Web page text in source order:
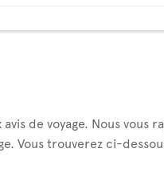
de voyage. Nous vous
Vous trouverez ci-